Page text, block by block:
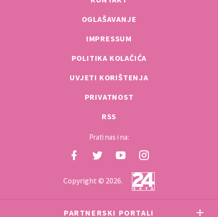
OGLAŠAVANJE
IMPRESSUM
POLITIKA KOLAČIĆA
UVJETI KORIŠTENJA
PRIVATNOST
RSS
Prati nas i na:
Copyright © 2026.
PARTNERSKI PORTALI